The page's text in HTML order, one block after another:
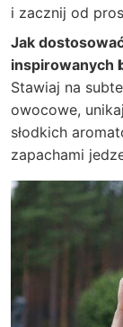
i zacznij od
Jak
inspirowanych
Stawiaj na
owocowe,
słodkich
zapachami